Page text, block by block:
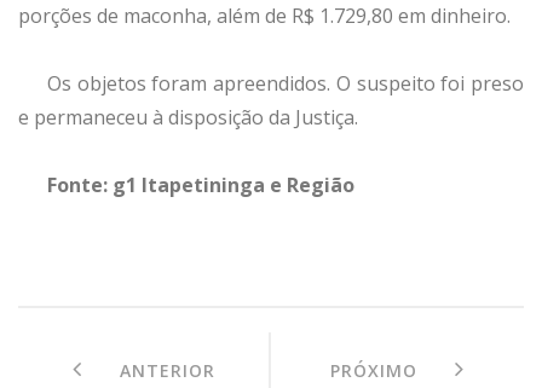
porções de maconha, além de R$ 1.729,80 em dinheiro.
Os objetos foram apreendidos. O suspeito foi preso
e permaneceu à disposição da Justiça.
Fonte: g1 Itapetininga e Região
ANTERIOR PRÓXIMO